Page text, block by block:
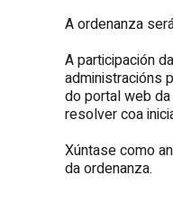
A ordenanza
A participación
administracións
do portal web
resolver coa
Xúntase como
da ordenanza.